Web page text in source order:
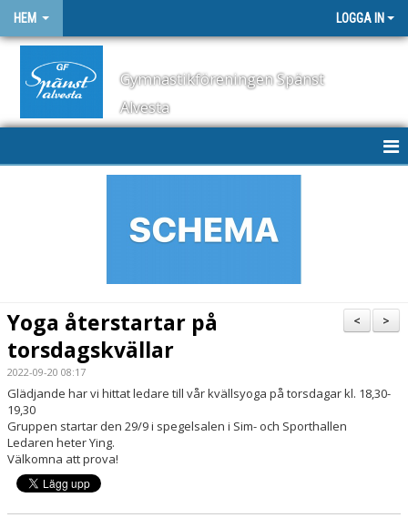
HEM LOGGA IN
Gymnastikföreningen Spänst
Alvesta
OM KLUBBEN
STYRELSE
AVGIFTER
VÅRA TRÄNARE
KALENDER
>
<
Yoga återstartar på
torsdagskvällar
2022-09-20 08:17
Glädjande har vi hittat ledare till vår kvällsyoga på torsdagar kl. 18,30-
19,30
Gruppen startar den 29/9 i spegelsalen i Sim- och Sporthallen
Ledaren heter Ying.
Välkomna att prova!